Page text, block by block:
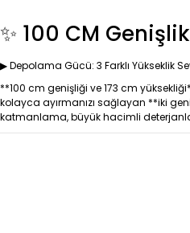
✨ 100 CM
▶ Depolama Gücü: 3 Farklı Yükseklik
**100 cm genişliği ve 173 cm
kolayca ayırmanızı sağlayan **iki
katmanlama, büyük hacimli